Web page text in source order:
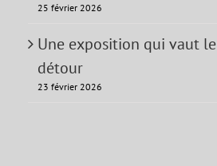
25 février 2026
Une exposition qui vaut le
détour
23 février 2026